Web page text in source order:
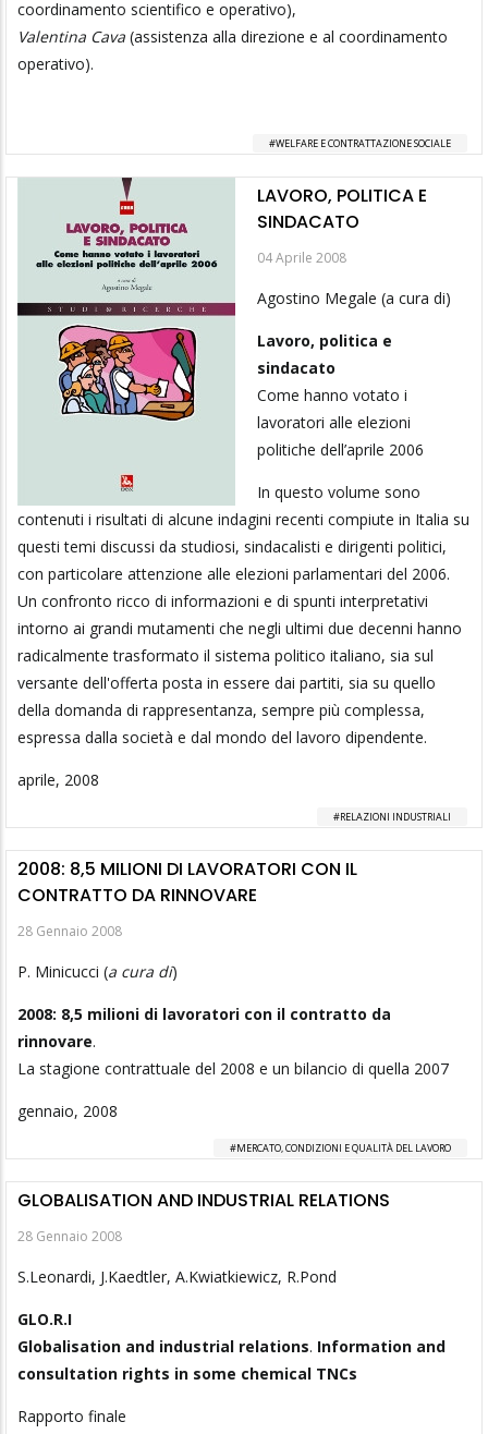
coordinamento scientifico e operativo),
Valentina Cava (assistenza alla direzione e al coordinamento
operativo).
WELFARE E CONTRATTAZIONE SOCIALE
LAVORO, POLITICA E
SINDACATO
04 Aprile 2008
Agostino Megale (a cura di)
Lavoro, politica e
sindacato
Come hanno votato i
lavoratori alle elezioni
politiche dell’aprile 2006
In questo volume sono
contenuti i risultati di alcune indagini recenti compiute in Italia su
questi temi discussi da studiosi, sindacalisti e dirigenti politici,
con particolare attenzione alle elezioni parlamentari del 2006.
Un confronto ricco di informazioni e di spunti interpretativi
intorno ai grandi mutamenti che negli ultimi due decenni hanno
radicalmente trasformato il sistema politico italiano, sia sul
versante dell'offerta posta in essere dai partiti, sia su quello
della domanda di rappresentanza, sempre più complessa,
espressa dalla società e dal mondo del lavoro dipendente.
aprile, 2008
RELAZIONI INDUSTRIALI
2008: 8,5 MILIONI DI LAVORATORI CON IL
CONTRATTO DA RINNOVARE
28 Gennaio 2008
P. Minicucci (a cura di)
2008: 8,5 milioni di lavoratori con il contratto da
rinnovare.
La stagione contrattuale del 2008 e un bilancio di quella 2007
gennaio, 2008
MERCATO, CONDIZIONI E QUALITÀ DEL LAVORO
GLOBALISATION AND INDUSTRIAL RELATIONS
28 Gennaio 2008
S.Leonardi, J.Kaedtler, A.Kwiatkiewicz, R.Pond
GLO.R.I
Globalisation and industrial relations. Information and
consultation rights in some chemical TNCs
Rapporto finale